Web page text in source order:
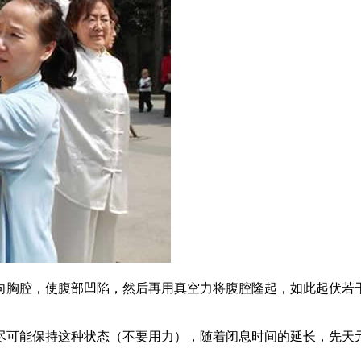
，使腹部凹陷，然后再用真空力将腹腔隆起，如此起伏若
保持这种状态（不要用力），随着闭息时间的延长，先天